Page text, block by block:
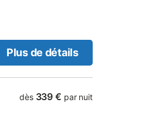
Plus de détails
dès 339 € par nuit